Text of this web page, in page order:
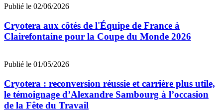
Publié le 02/06/2026
Cryotera aux côtés de l'Équipe de France à
Clairefontaine pour la Coupe du Monde 2026
Publié le 01/05/2026
Cryotera : reconversion réussie et carrière plus utile,
le témoignage d’Alexandre Sambourg à l’occasion
de la Fête du Travail